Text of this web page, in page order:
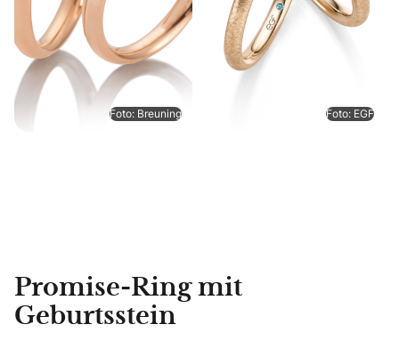
Foto: Breuning Foto: EGF
Promise-Ring mit
Geburtsstein